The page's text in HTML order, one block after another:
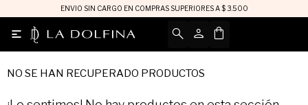
ENVIO SIN CARGO EN COMPRAS SUPERIORES A $ 3.500

NO SE HAN RECUPERADO PRODUCTOS